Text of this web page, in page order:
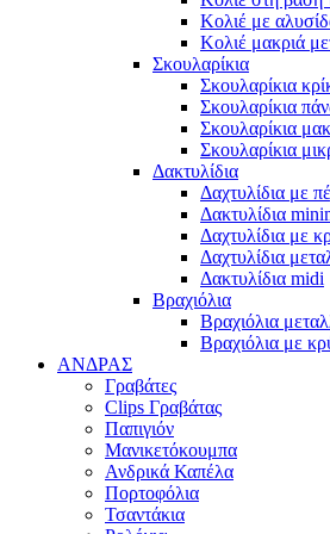
Κολιέ με
Κολιέ μακριά
Σκουλαρίκια
Σκουλαρίκια
Σκουλαρίκια
Σκουλαρίκια
Σκουλαρίκια
Δακτυλίδια
Δαχτυλίδια με
Δακτυλίδια
Δαχτυλίδια με
Δαχτυλίδια
Δακτυλίδια midi
Βραχιόλια
Βραχιόλια
Βραχιόλια με
ΑΝΔΡΑΣ
Γραβάτες
Clips Γραβάτας
Παπιγιόν
Μανικετόκουμπα
Ανδρικά Καπέλα
Πορτοφόλια
Τσαντάκια